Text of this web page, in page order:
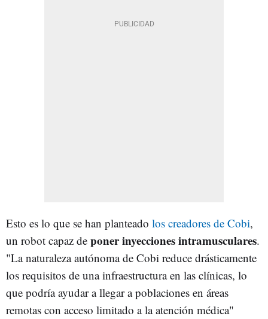
Esto es lo que se han planteado los creadores de Cobi,
un robot capaz de poner inyecciones intramusculares.
"La naturaleza autónoma de Cobi reduce drásticamente
los requisitos de una infraestructura en las clínicas, lo
que podría ayudar a llegar a poblaciones en áreas
remotas con acceso limitado a la atención médica"